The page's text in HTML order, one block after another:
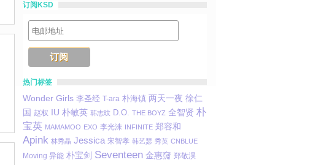
订阅KSD
热门标签
Wonder Girls 李圣经 T-ara 朴海镇 两天一夜 徐仁
国 赵权 IU 朴敏英 韩志旼 D.O. THE BOYZ 全智贤 朴
宝英 MAMAMOO EXO 李光洙 INFINITE 郑容和
Apink 林秀晶 Jessica 宋智孝 韩艺瑟 秀英 CNBLUE
Moving 异能 朴宝剑 Seventeen 金惠奫 郑敬淏